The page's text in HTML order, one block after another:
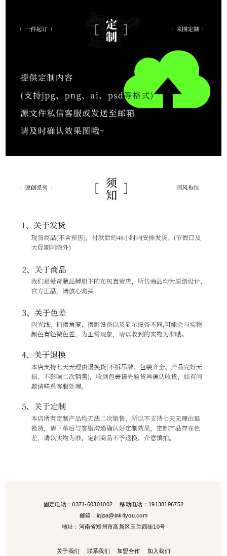
固定电话：0371-60301002
移动电话：19138196752
邮箱：iqipa@ink4you.com
地址：河南省郑州市高新区玉兰西街10号
关于我们 联系我们 加盟合作 加入我们